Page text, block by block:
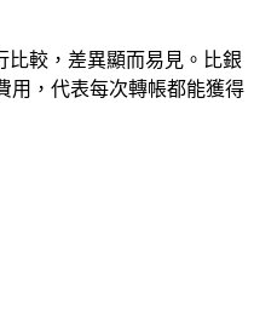
較，差異顯而易見。比銀
用，代表每次轉帳都能獲得